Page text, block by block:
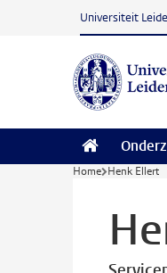
Ga naar hoofdinhoud
Universiteit
Home Henk Ellert